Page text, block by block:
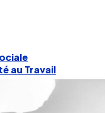
au Travail
Restructuring